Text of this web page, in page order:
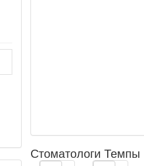
Стоматологи Темпы